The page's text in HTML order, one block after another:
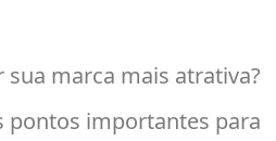
sua marca mais atrativa?
pontos importantes para